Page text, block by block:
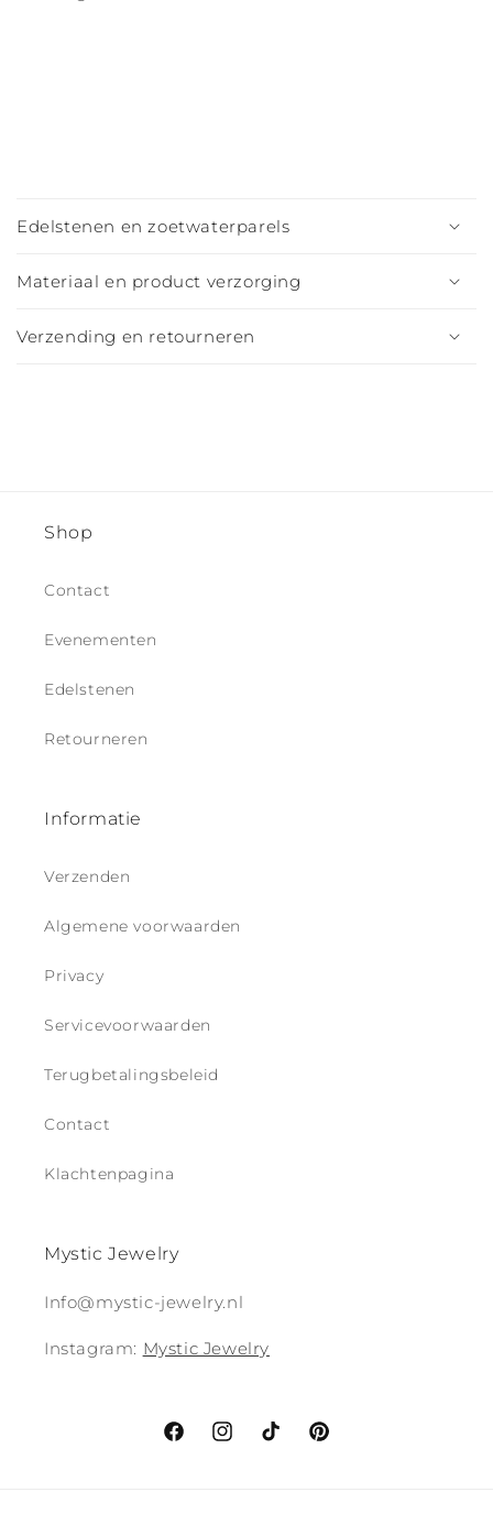
k
l
p
Edelstenen en zoetwaterparels
Materiaal en product verzorging
Verzending en retourneren
Shop
Contact
Evenementen
Edelstenen
Retourneren
Informatie
Verzenden
Algemene voorwaarden
Privacy
Servicevoorwaarden
Terugbetalingsbeleid
Contact
Klachtenpagina
Mystic Jewelry
Info@mystic-jewelry.nl
Instagram: Mystic Jewelry
FacebookInstagram
TikTok Pinterest